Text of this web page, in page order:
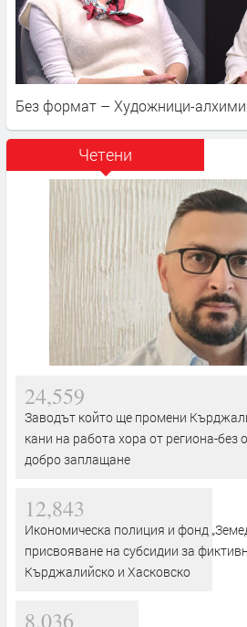
Без формат – Художници-
Четени
24,559
Заводът който ще промени
кани на работа хора от региона-без
добро заплащане
12,843
Икономическа полиция и фонд
присвояване на субсидии за
Кърджалийско и Хасковско
8,036